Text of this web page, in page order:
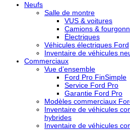
Neufs
Salle de montre
VUS & voitures
Camions &
Électriques
Véhicules électriques Ford
Inventaire de véhicules
Commerciaux
Vue d’ensemble
Ford Pro FinSimple
Service Ford Pro
Garantie Ford Pro
Modèles commerciaux
Inventaire de véhicules
hybrides
Inventaire de véhicules